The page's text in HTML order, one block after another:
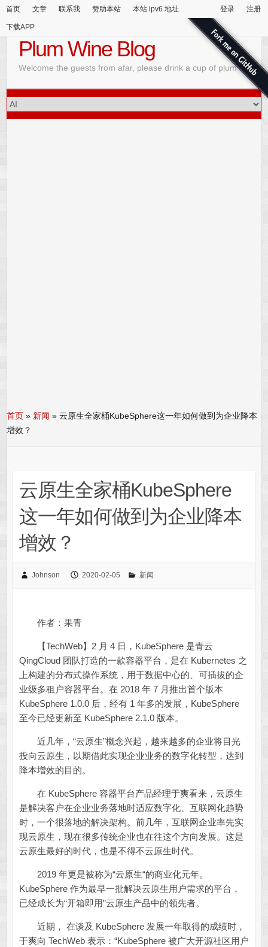
首页 文章 联系我 赞助本站 本站 ipv6 地址
下载APP
登录 注册
Plum Wine Blog
Welcome the guests from afar, please drink a cup of plum wine
首页 » 新闻 »云原生全家桶KubeSphere这一年如何做到为企业降本
增效？
云原生全家桶KubeSphere
这一年如何做到为企业降本
增效？
Johnson 2020-02-05 新闻
作者：果青
【TechWeb】2 月 4 日，KubeSphere 是青云
QingCloud 团队打造的一款容器平台，是在 Kubernetes 之
上构建的分布式操作系统，用于数据中心的、可插拔的企
业级多租户容器平台。在 2018 年 7 月推出首个版本
KubeSphere 1.0.0 后，经有 1 年多的发展，KubeSphere
至今已经更新至 KubeSphere 2.1.0 版本。
近几年，“云原生”概念兴起，越来越多的企业将目光
投向云原生，以期借此实现企业业务的数字化转型，达到
降本增效的目的。
在 KubeSphere 容器平台产品经理于爽看来，云原生
是解决客户在企业业务落地时适应数字化、互联网化趋势
时，一个很落地的解决架构。前几年，互联网企业率先实
现云原生，现在很多传统企业也在往这个方向发展。这是
云原生最好的时代，也是不得不云原生时代。
2019 年更是被称为“云原生“的商业化元年。
KubeSphere 作为最早一批解决云原生用户需求的平台，
已经成长为“开箱即用”云原生产品中的领先者。
近期， 在谈及 KubeSphere 发展一年取得的成绩时，
于爽向 TechWeb 表示：“KubeSphere 被广大开源社区用户